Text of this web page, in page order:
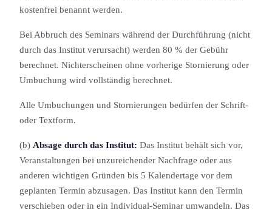
kostenfrei benannt werden.
Bei Abbruch des Seminars während der Durch­führung (nicht
durch das Institut verursacht) werden 80 % der Gebühr
berechnet. Nichterscheinen ohne vorherige Stornierung oder
Umbuchung wird vollständig berechnet.
Alle Umbuchungen und Stornierung­en bedürfen der Schrift-
oder Textform.
(b) Absage durch das Institut: Das Institut behält sich vor,
Veranstaltung­en bei unzureichender Nachfrage oder aus
anderen wichtigen Gründen bis 5 Kalendertage vor dem
geplanten Termin abzusagen. Das Institut kann den Termin
verschieben oder in ein Individual-Seminar umwandeln. Das